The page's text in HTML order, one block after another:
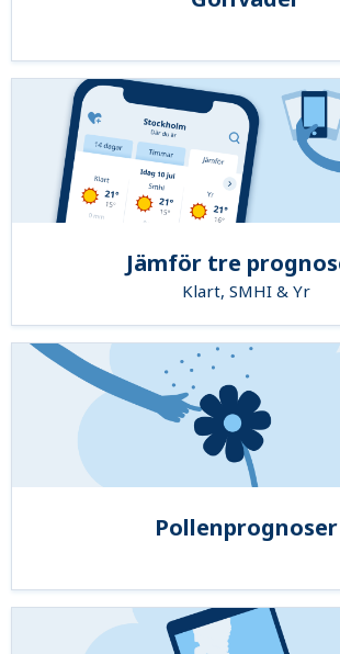
Jämför tre
Klart, SMHI & Yr
Pollenprognoser